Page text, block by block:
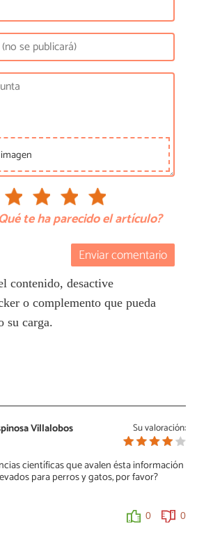
te ha parecido el artículo?
Enviar comentario
contenido, desactive
o complemento que pueda
su carga.
Su valoración:
Villalobos
científicas que avalen ésta información
para perros y gatos, por favor?
0 0